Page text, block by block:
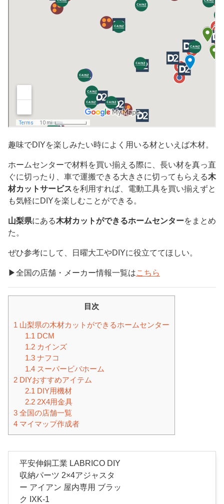
趣味でDIYを楽しみたい時によく用いる材といえば木材。
ホームセンターで材料を買い揃える際に、長い材を真っ直
ぐに切ったり、車で運搬できる大きさに切ってもらえる木
材カットサービスを利用すれば、電動工具を買い揃えずと
も気軽にDIYを楽しむことができる。
山梨県にある木材カットができるホームセンターをまとめ
た。
ぜひ参考にして、日曜大工やDIYに役立ててほしい。
▶︎全国の店舗・メーカー情報一覧はこちら
目次
1 山梨県の木材カットができるホームセンター
1.1 DCM
1.2カインズ
1.3ナフコ
1.4スーパービバホーム
2 DIYおすすめアイテム
2.1 DIY用機材
2.22X4用金具
3 全国の店舗一覧
4 マイマップ作成者
平安伸銅工業 LABRICO DIY
収納パーツ 2×4アジャスタ
ー アイアン 屋内専用 ブラッ
ク IXK-1